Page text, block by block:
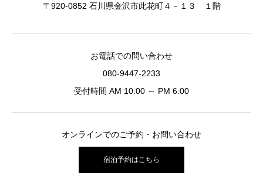
〒920-0852 石川県金沢市此花町４－１３ １階
お電話での問い合わせ
080-9447-2233
受付時間 AM 10:00 ～ PM 6:00
オンラインでのご予約・お問い合わせ
宿泊予約はこちら